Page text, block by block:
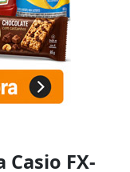
FX-